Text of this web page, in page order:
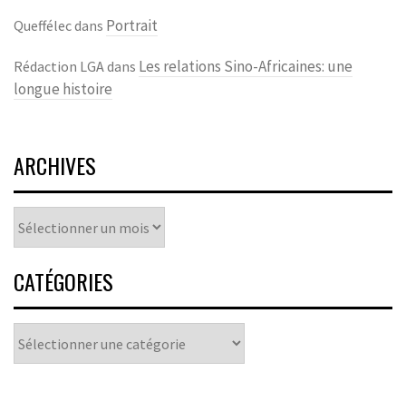
Queffélecdans Portrait
Rédaction LGAdans Les relations Sino-Africaines: une
longue histoire
ARCHIVES
Archives
CATÉGORIES
Catégories